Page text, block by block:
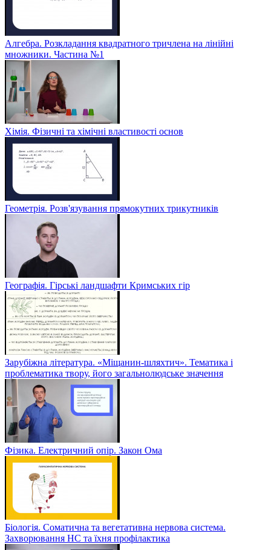
Алгебра. Розкладання квадратного тричлена на лінійні
множники. Частина №1
Хімія. Фізичні та хімічні властивості основ
Геометрія. Розв'язування прямокутних трикутників
Географія. Гірські ландшафти Кримських гір
Зарубіжна література. «Міщанин-шляхтич». Тематика і
проблематика твору, його загальнолюдське значення
Фізика. Електричний опір. Закон Ома
Біологія. Соматична та вегетативна нервова система.
Захворювання НС та їхня профілактика